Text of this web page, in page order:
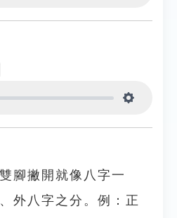
腳撇開就像八字一
外八字之分。例：正